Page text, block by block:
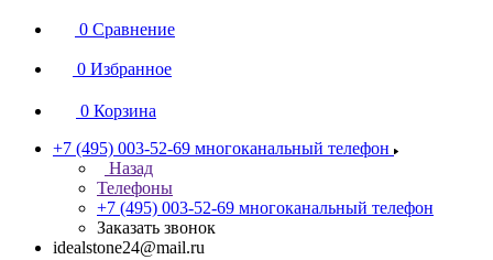
0 Сравнение
0 Избранное
0 Корзина
+7 (495) 003-52-69 многоканальный телефон
Назад
Телефоны
+7 (495) 003-52-69 многоканальный телефон
Заказать звонок
idealstone24@mail.ru